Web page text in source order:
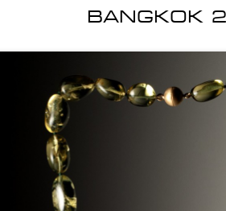
BANGKOK